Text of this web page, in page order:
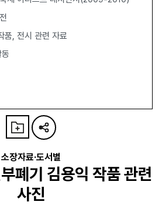
품, 전시 관련 자료
소장자료·도서별
폐기 김용익 작품 관련
사진